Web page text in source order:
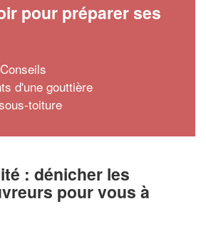
pour préparer ses
d'une gouttière
toiture
: dénicher les
pour vous à